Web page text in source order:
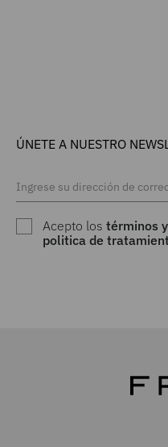
ÚNETE A NUESTRO
Acepto lostérminos
politica de